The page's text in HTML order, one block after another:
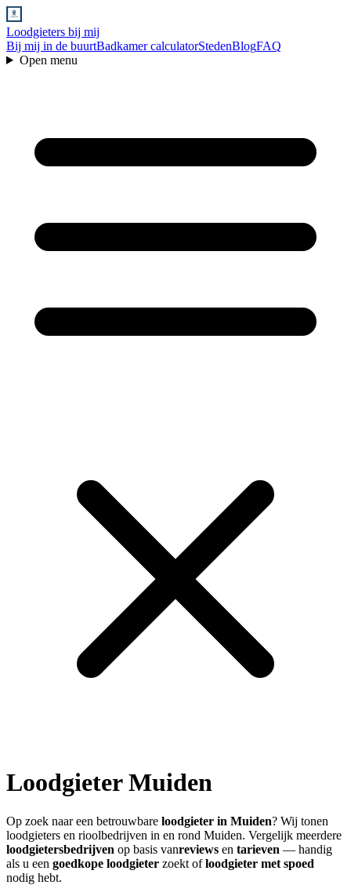
Loodgieters bij mij
Bij mij in de buurtBadkamer calculatorStedenBlogFAQ
Open menu
LoodgieterMuiden
Op zoek naar een betrouwbare loodgieter in Muiden? Wij tonen
loodgieters en rioolbedrijven in en rond Muiden. Vergelijk meerdere
loodgietersbedrijven op basis vanreviews en tarieven — handig
als u een goedkope loodgieter zoekt ofloodgieter met spoed
nodig hebt.